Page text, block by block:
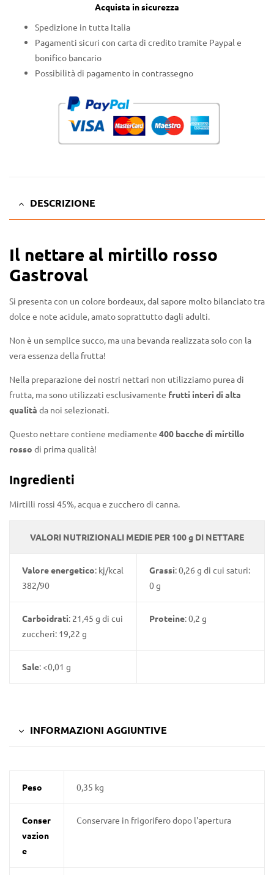
Acquista in sicurezza
Spedizione in tutta Italia
Pagamenti sicuri con carta di credito tramite Paypal e
bonifico bancario
Possibilità di pagamento in contrassegno
DESCRIZIONE
Il nettare al mirtillo rosso
Gastroval
Si presenta con un colore bordeaux, dal sapore molto bilanciato tra
dolce e note acidule, amato soprattutto dagli adulti.
Non è un semplice succo, ma una bevanda realizzata solo con la
vera essenza della frutta!
Nella preparazione dei nostri nettari non utilizziamo purea di
frutta, ma sono utilizzati esclusivamente frutti interi di alta
qualità da noi selezionati.
Questo nettare contiene mediamente 400 bacche di mirtillo
rosso di prima qualità!
Ingredienti
Mirtilli rossi 45%, acqua e zucchero di canna.
VALORI NUTRIZIONALI MEDIE PER 100 g DI NETTARE
Valore energetico: kj/kcal
382/90
Grassi: 0,26 g di cui saturi:
0 g
Carboidrati: 21,45 g di cui
zuccheri: 19,22 g
Proteine: 0,2 g
Sale: <0,01 g
INFORMAZIONI AGGIUNTIVE
Peso 0,35 kg
Conser
vazion
e
Conservare in frigorifero dopo l'apertura